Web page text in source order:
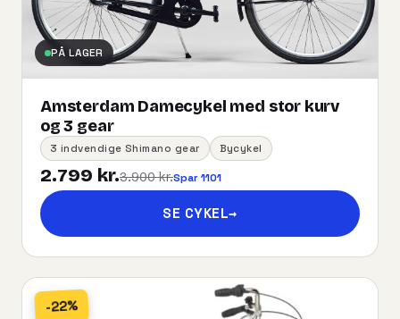
PÅ LAGER
Amsterdam Damecykel med stor kurv
og 3 gear
3 indvendige Shimano gear Bycykel
2.799 kr.3.900 kr.Spar 1101
SE CYKEL→
-22%